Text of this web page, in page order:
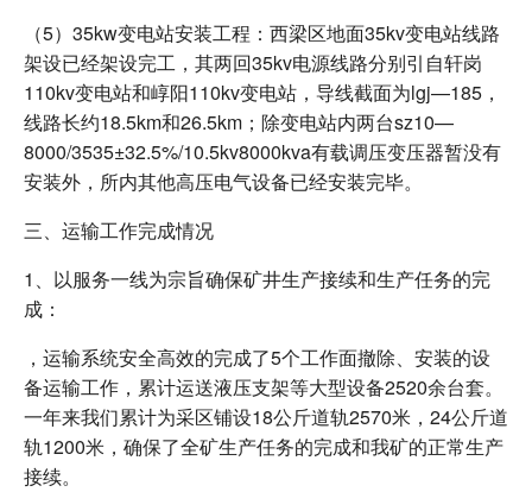
（5）35kw变电站安装工程：西梁区地面35kv变电站线路
架设已经架设完工，其两回35kv电源线路分别引自轩岗
110kv变电站和崞阳110kv变电站，导线截面为lgj—185，
线路长约18.5km和26.5km；除变电站内两台sz10—
8000/3535±32.5%/10.5kv8000kva有载调压变压器暂没有
安装外，所内其他高压电气设备已经安装完毕。
三、运输工作完成情况
1、以服务一线为宗旨确保矿井生产接续和生产任务的完
成：
，运输系统安全高效的完成了5个工作面撤除、安装的设
备运输工作，累计运送液压支架等大型设备2520余台套。
一年来我们累计为采区铺设18公斤道轨2570米，24公斤道
轨1200米，确保了全矿生产任务的完成和我矿的正常生产
接续。